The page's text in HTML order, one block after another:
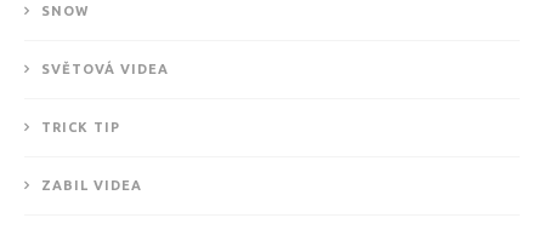
SNOW
SVĚTOVÁ VIDEA
TRICK TIP
ZABIL VIDEA